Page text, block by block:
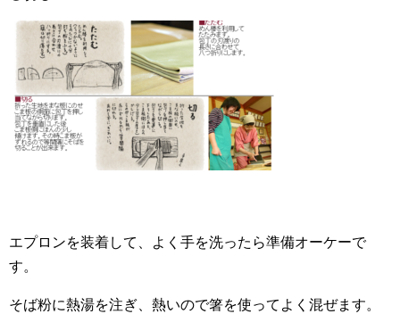
エプロンを装着して、よく手を洗ったら準備オーケーで
す。
そば粉に熱湯を注ぎ、熱いので箸を使ってよく混ぜます。